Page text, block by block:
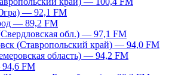
— 92,1 FM
— 89,2 FM
обл.) — 97,1 FM
(Ставропольский край) — 94,0 FM
область) — 94,2 FM
FM